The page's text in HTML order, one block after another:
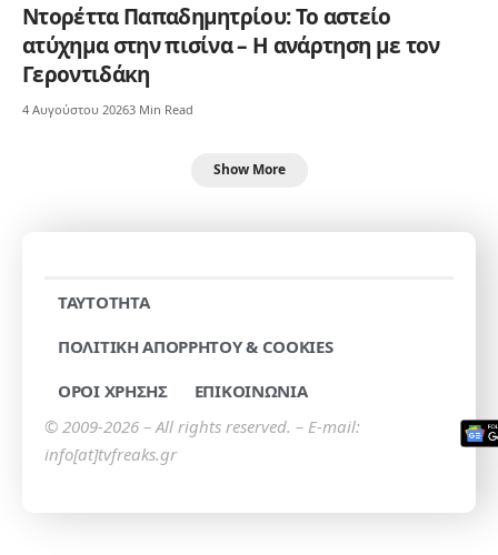
Ντορέττα Παπαδημητρίου: Το αστείο
ατύχημα στην πισίνα – Η ανάρτηση με τον
Γεροντιδάκη
4 Αυγούστου 20263 Min Read
Show More
TAYTOTHTA
ΠΟΛΙΤΙΚΗ ΑΠΟΡΡΗΤΟΥ & COOKIES
ΟΡΟΙ ΧΡΗΣΗΣ
ΕΠΙΚΟΙΝΩΝΙΑ
© 2009-2026 – All rights reserved. – E-mail:
info[at]tvfreaks.gr